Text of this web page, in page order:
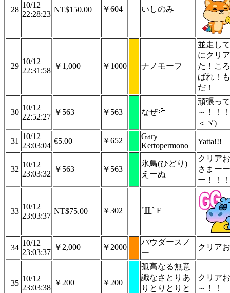
28
10/12
22:28:23
NT$150.00 ￥604 いしのみ
29
10/12
22:31:58
￥1,000 ￥1000 ナノモーフ
並走し
にクリ
た！こ
ばれ！
だ！
30
10/12
22:52:27
￥563 ￥563 なぜ🥐
頑張って
～！！
＜ヾ)
31
10/12
23:03:04
€5.00 ￥652
Gary
Kertopermono
Yatta!!!
32
10/12
23:03:32
￥563 ￥563
氷鳥(ひどり)
えーぬ
クリア
さまー
ー！！
33
10/12
23:03:37
NT$75.00 ￥302 ˊ皿ˋ F
34
10/12
23:03:37
￥2,000 ￥2000
パウダースノ
ー
クリア
35
10/12
23:03:38
￥200 ￥200
孤高なる無意
識なさとりあ
りとりとりと
クリア
～！！